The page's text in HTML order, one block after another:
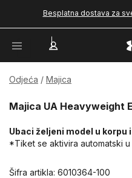
Besplatna dostava za
Odjeća Majica
Majica UA Heavyweight
Ubaci željeni model u korpu
*Tiket se aktivira automatski u
Šifra artikla: 6010364-100